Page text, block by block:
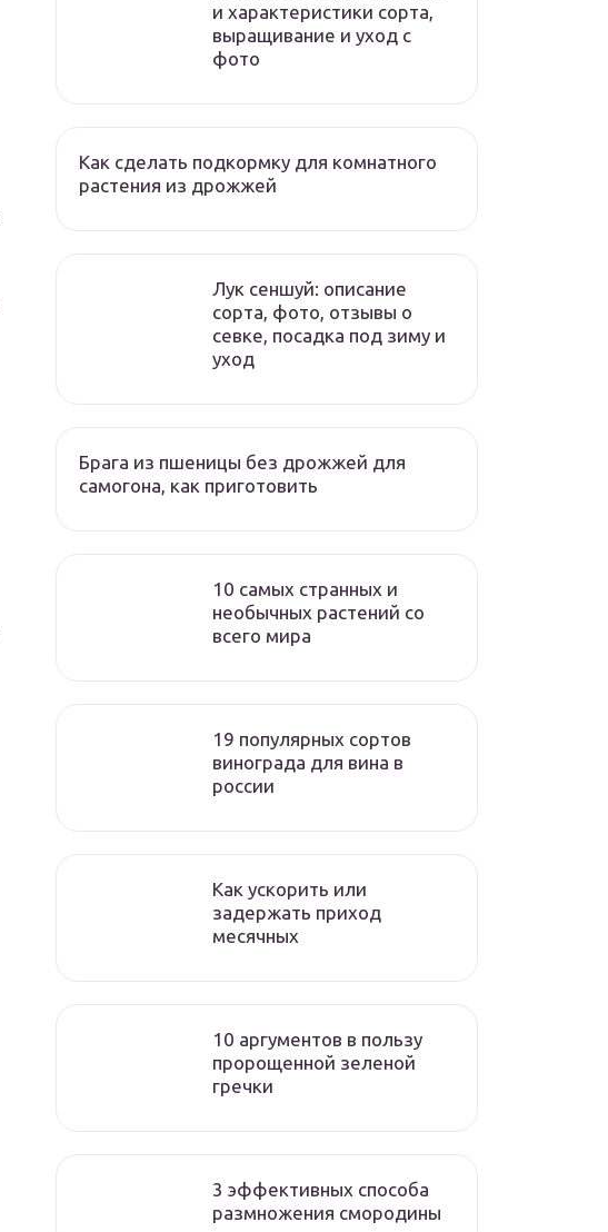
и характеристики сорта,
выращивание и уход с
фото
Как сделать подкормку для комнатного
растения из дрожжей
Лук сеншуй: описание
сорта, фото, отзывы о
севке, посадка под зиму и
уход
Брага из пшеницы без дрожжей для
самогона, как приготовить
10 самых странных и
необычных растений со
всего мира
19 популярных сортов
винограда для вина в
россии
Как ускорить или
задержать приход
месячных
10 аргументов в пользу
пророщенной зеленой
гречки
3 эффективных способа
размножения смородины